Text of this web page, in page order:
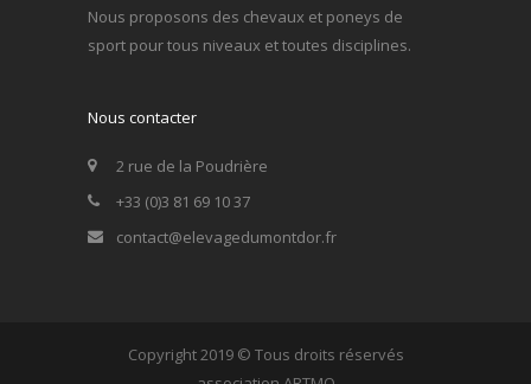
Nous proposons des chevaux et poneys de
sport pour tous niveaux et toutes disciplines.
Nous contacter
2 rue de la Poudrière
+33 (0)3 81 69 10 37
contact@elevagedumontdor.fr
Copyright 2019 © Tous droits réservés